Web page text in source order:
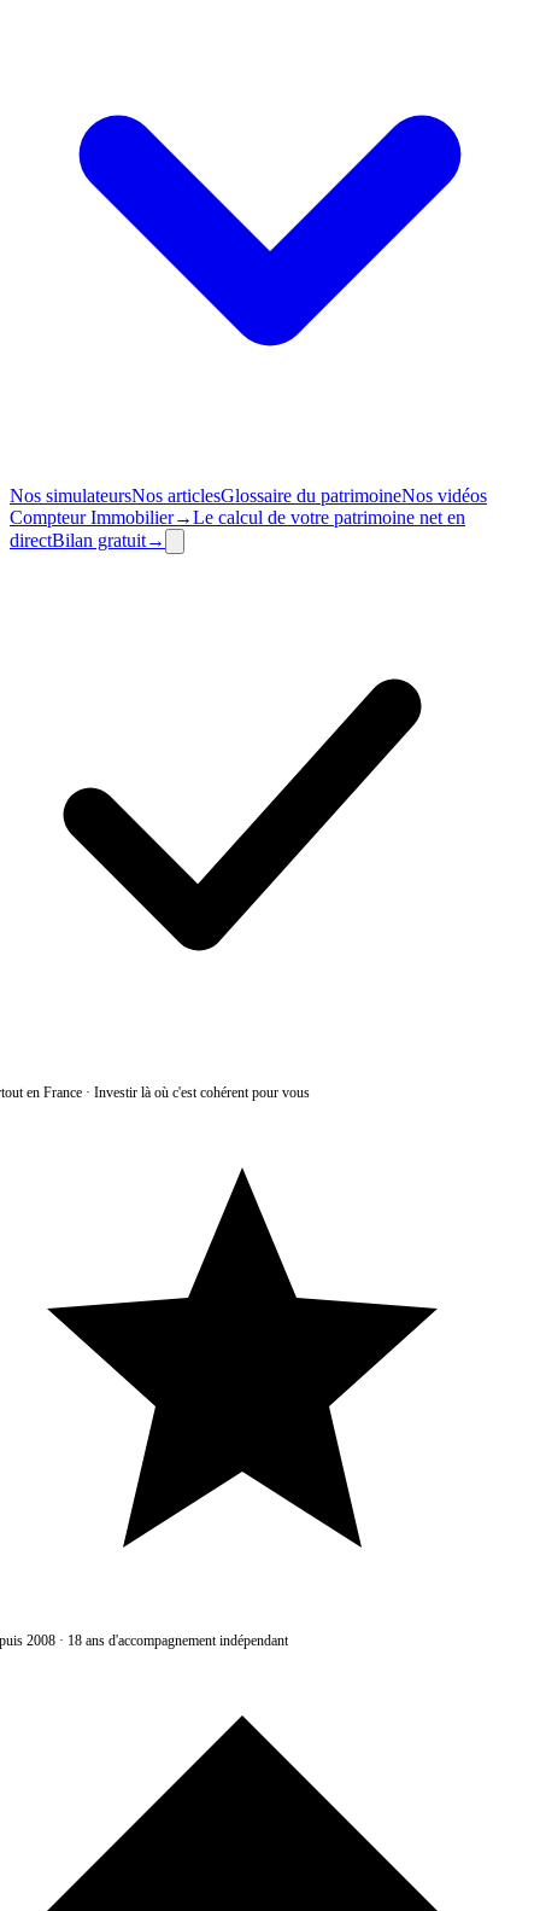
Nos simulateursNos articlesGlossaire du patrimoineNos vidéos
CompteurImmobilier→Le calcul de votre patrimoine net en
directBilan gratuit→
en France· Investir là où c'est cohérent pour vous
2008· 18 ans d'accompagnement indépendant